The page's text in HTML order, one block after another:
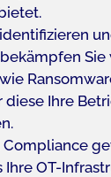
diese Ihre
Ihre OT-